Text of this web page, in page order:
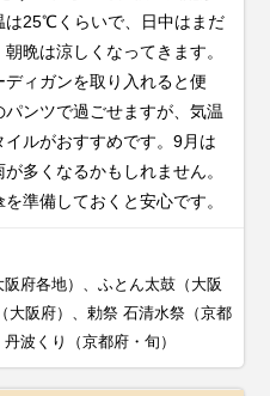
は25℃くらいで、日中はまだ
晩は涼しくなってきます。
ィガンを取り入れると便
ンツで過ごせますが、気温
ルがおすすめです。9月は
多くなるかもしれません。
準備しておくと安心です。
府各地）、ふとん太鼓（大阪
大阪府）、勅祭 石清水祭（京都
波くり（京都府・旬）